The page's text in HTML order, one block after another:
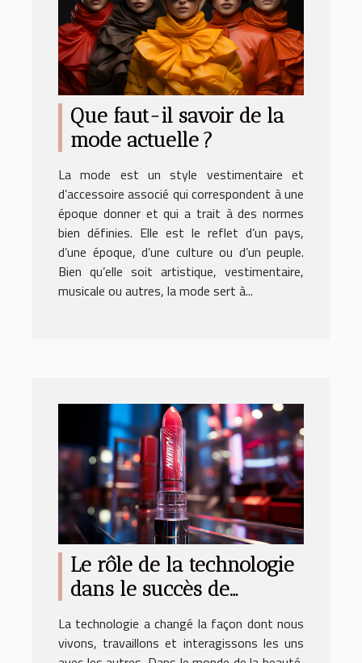
Que faut-il savoir de la
mode actuelle ?
La mode est un style vestimentaire et
d’accessoire associé qui correspondent à une
époque donner et qui a trait à des normes
bien définies. Elle est le reflet d’un pays,
d’une époque, d’une culture ou d’un peuple.
Bien qu’elle soit artistique, vestimentaire,
musicale ou autres, la mode sert à...
Le rôle de la technologie
dans le succès de
La technologie a changé la façon dont nous
vivons, travaillons et interagissons les uns